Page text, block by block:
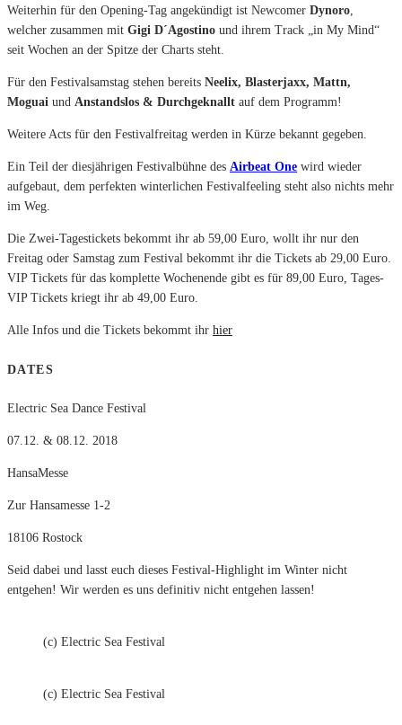
Weiterhin für den Opening-Tag angekündigt ist Newcomer Dynoro,
welcher zusammen mit Gigi D´Agostino und ihrem Track „in My Mind“
seit Wochen an der Spitze der Charts steht.
Für den Festivalsamstag stehen bereits Neelix, Blasterjaxx, Mattn,
Moguai und Anstandslos & Durchgeknallt auf dem Programm!
Weitere Acts für den Festivalfreitag werden in Kürze bekannt gegeben.
Ein Teil der diesjährigen Festivalbühne des Airbeat One wird wieder
aufgebaut, dem perfekten winterlichen Festivalfeeling steht also nichts mehr
im Weg.
Die Zwei-Tagestickets bekommt ihr ab 59,00 Euro, wollt ihr nur den
Freitag oder Samstag zum Festival bekommt ihr die Tickets ab 29,00 Euro.
VIP Tickets für das komplette Wochenende gibt es für 89,00 Euro, Tages-
VIP Tickets kriegt ihr ab 49,00 Euro.
Alle Infos und die Tickets bekommt ihr hier
DATES
Electric Sea Dance Festival
07.12. & 08.12. 2018
HansaMesse
Zur Hansamesse 1-2
18106 Rostock
Seid dabei und lasst euch dieses Festival-Highlight im Winter nicht
entgehen! Wir werden es uns definitiv nicht entgehen lassen!
(c) Electric Sea Festival
(c) Electric Sea Festival